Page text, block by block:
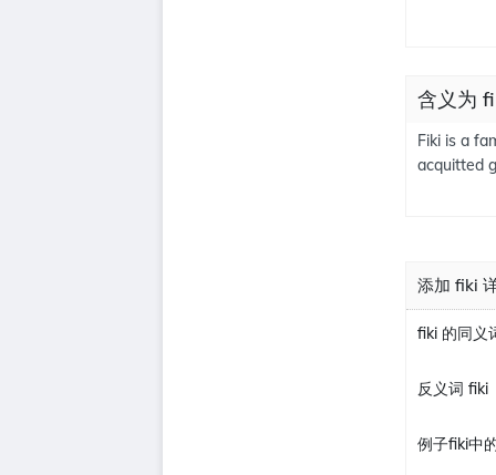
含义为
Fiki is a
acquitted
添加 fiki
fiki 的同义
反义词 fiki
例子fiki中